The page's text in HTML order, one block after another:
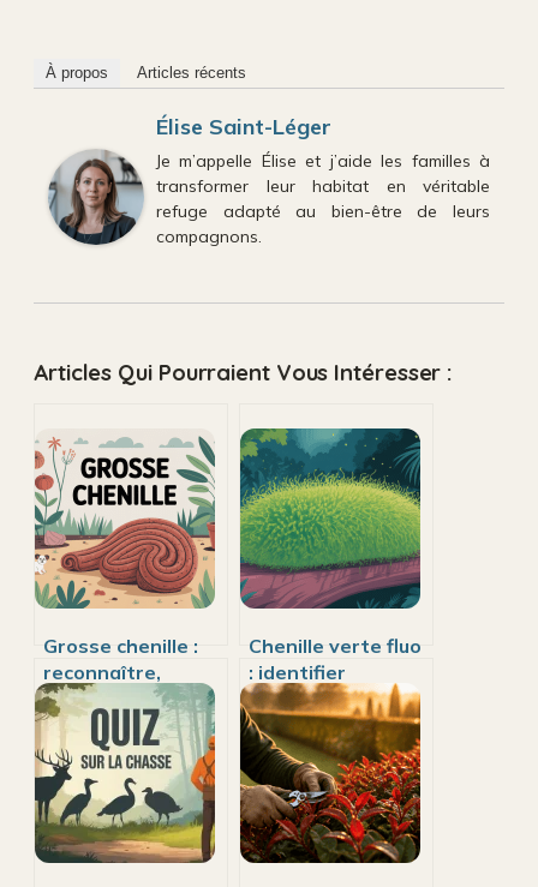
À propos Articles récents
Élise Saint-Léger
Je m’appelle Élise et j’aide les familles à
transformer leur habitat en véritable
refuge adapté au bien-être de leurs
compagnons.
Articles Qui Pourraient Vous Intéresser :
Grosse chenille :
reconnaître,
identifier et gérer
ces larves
imposantes
Chenille verte fluo
: identifier
l’insecte et savoir
quoi faire